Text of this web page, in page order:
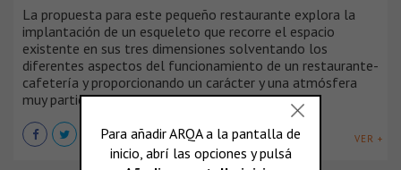
La propuesta para este pequeño restaurante explora la
implantación de un esqueleto que recorre el espacio
existente en sus tres dimensiones solventando los
diferentes aspectos del funcionamiento de un restaurante-
cafetería y proporcionando un carácter y una atmósfera
muy particulares.
VER +